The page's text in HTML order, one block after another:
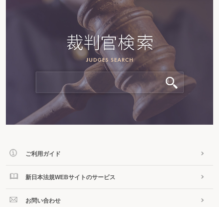
ご利用ガイド
新日本法規WEBサイトのサービス
お問い合わせ